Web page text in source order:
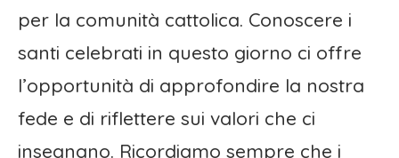
per la comunità cattolica. Conoscere i
santi celebrati in questo giorno ci offre
l’opportunità di approfondire la nostra
fede e di riflettere sui valori che ci
insegnano. Ricordiamo sempre che i